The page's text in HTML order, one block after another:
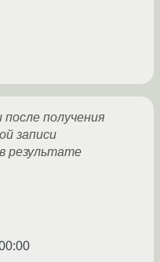
получения
записи
результате